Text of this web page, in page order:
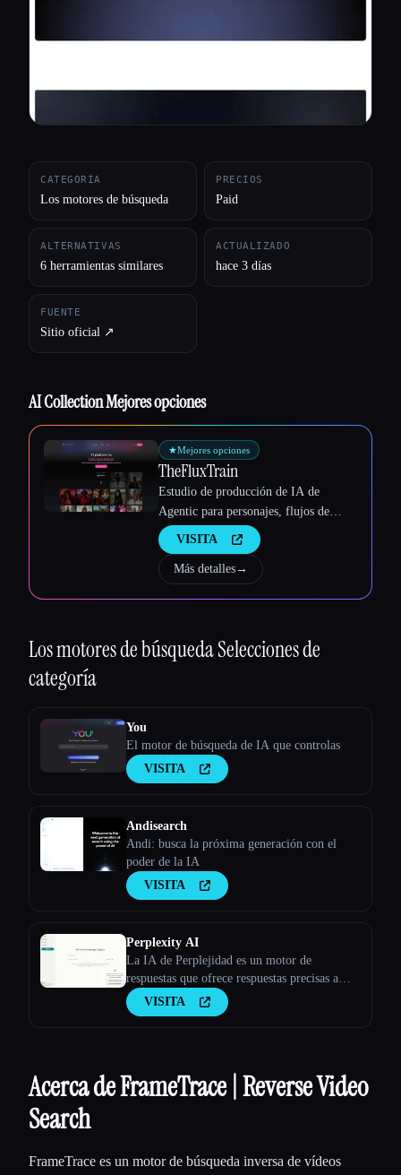
Esc
CATEGORÍA
Los motores de búsqueda
PRECIOS
Paid
ALTERNATIVAS
6 herramientas similares
ACTUALIZADO
hace 3 días
FUENTE
Sitio oficial ↗︎
AI Collection Mejores opciones
★Mejores opciones
TheFluxTrain
Estudio de producción de IA de
Agentic para personajes, flujos de
trabajo y vídeos coherentes
VISITA
Más detalles→
Los motores de búsquedaSelecciones de
categoría
You
El motor de búsqueda de IA que controlas
VISITA
Andisearch
Andi: busca la próxima generación con el
poder de la IA
VISITA
Perplexity AI
La IA de Perplejidad es un motor de
respuestas que ofrece respuestas precisas a
preguntas complejas mediante modelos
lingüísticos grandes.
VISITA
Acerca de FrameTrace | Reverse Video
Search
FrameTrace es un motor de búsqueda inversa de vídeos